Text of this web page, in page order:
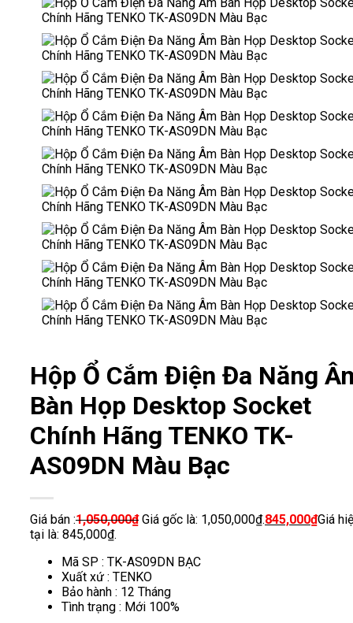
Hộp Ổ Cắm Điện Đa Năng
Bàn Họp Desktop Socket
Chính Hãng TENKO TK-
AS09DN Màu Bạc
Giá bán :1,050,000₫ Giá gốc là: 1,050,000₫.845,000₫Giá
tại là: 845,000₫.
Mã SP : TK-AS09DN BẠC
Xuất xứ : TENKO
Bảo hành : 12 Tháng
Tình trạng : Mới 100%